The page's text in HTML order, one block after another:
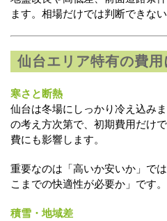
ます。相場だけでは判断できない
仙台エリア特有の費
寒さと断熱
仙台は冬場にしっかり冷え込み
の考え方次第で、初期費用だけ
費にも影響します。
重要なのは「高いか安いか」で
こまでの快適性が必要か」です。
積雪・地域差